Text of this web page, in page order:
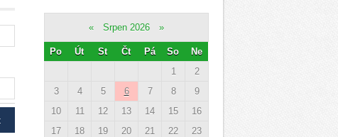
« Srpen 2026 »
Po Út St Čt Pá So
Ne
1
2
3
4 5 6 7 8
9
10
11 12 13 14 15
16
17
18 19 20 21 22
23